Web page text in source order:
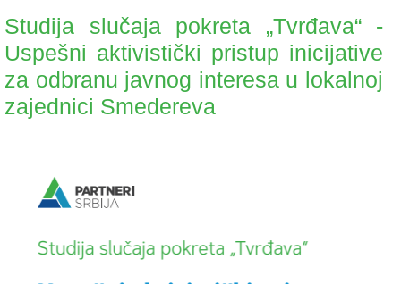
Studija slučaja pokreta „Tvrđava“ -
Uspešni aktivistički pristup inicijative
za odbranu javnog interesa u lokalnoj
zajednici Smedereva